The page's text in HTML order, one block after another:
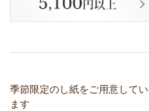
季節限定のし紙をご用意してい
ます